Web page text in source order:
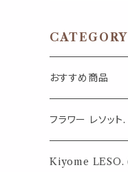
CATEGORY
おすすめ商品
気になる虫対策に
薄荷の香りで体
フラワー レソット.
Kiyome LESO. (